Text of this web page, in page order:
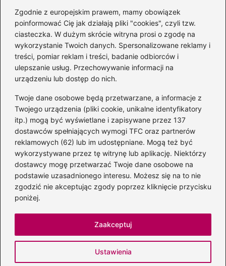
Zgodnie z europejskim prawem, mamy obowiązek
poinformować Cię jak działają pliki "cookies", czyli tzw.
ciasteczka. W dużym skrócie witryna prosi o zgodę na
wykorzystanie Twoich danych. Spersonalizowane reklamy i
treści, pomiar reklam i treści, badanie odbiorców i
ulepszanie usług. Przechowywanie informacji na
urządzeniu lub dostęp do nich.
Twoje dane osobowe będą przetwarzane, a informacje z
Twojego urządzenia (pliki cookie, unikalne identyfikatory
itp.) mogą być wyświetlane i zapisywane przez 137
dostawców spełniających wymogi TFC oraz partnerów
reklamowych (62) lub im udostępniane. Mogą też być
wykorzystywane przez tę witrynę lub aplikację. Niektórzy
dostawcy mogę przetwarzać Twoje dane osobowe na
podstawie uzasadnionego interesu. Możesz się na to nie
zgodzić nie akceptując zgody poprzez kliknięcie przycisku
poniżej.
Ustawienia
Zaakceptuj
Magiczne kulisy życia
autora książki o Kubusiu
Puchatku
Odkryj inne książki autora
„Jaś i Małgosia”, które
musisz przeczytać
Odkrywając magiczny
świat: jakie książki napisał
Prywatność
Zasady użytkowania